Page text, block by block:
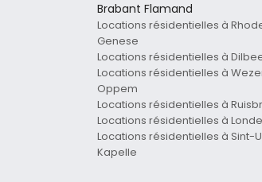
Brabant Flamand
Locations résidentielles à
Genese
Locations résidentielles à
Locations résidentielles à
Oppem
Locations résidentielles à
Locations résidentielles à
Locations résidentielles à Sint-
Kapelle